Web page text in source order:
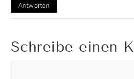
Antworten
Schreibe einen